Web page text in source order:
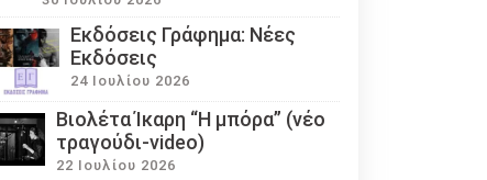
Εκδόσεις Γράφημα: Νέες
Εκδόσεις
24 Ιουλίου 2026
Βιολέτα Ίκαρη “Η μπόρα” (νέο
τραγούδι-video)
22 Ιουλίου 2026